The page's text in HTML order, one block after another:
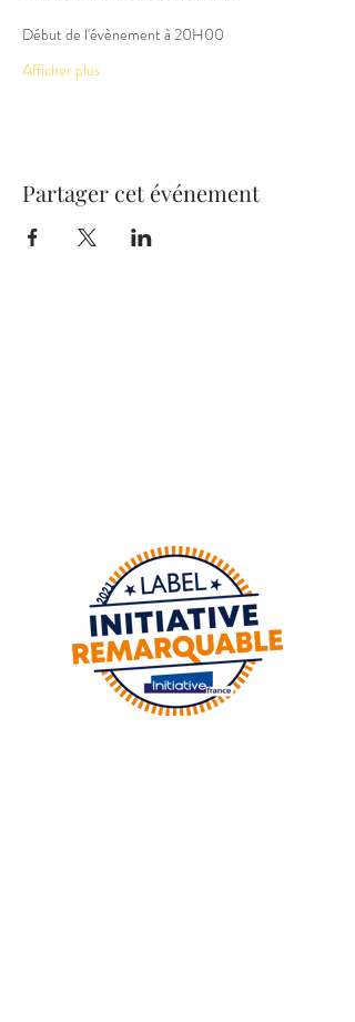
Début de l'évènement à 20H00
Afficher plus
Partager cet événement